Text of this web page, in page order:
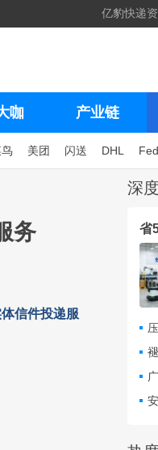
亿豹快递
咖 产业链
美团 闪送 DHL
务
信件投递服
深
省